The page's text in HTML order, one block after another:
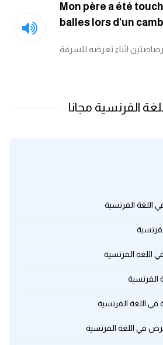
Mon père a été
balles lors d'un
اثناء تعرضه للسرقة
اللغة الفرنسية
اللغة الفرنسية
الفرنسية
في اللغة الفرنسية
في اللغة الفرنسية